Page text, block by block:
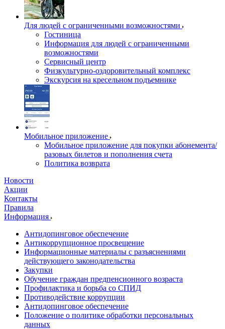
Для людей с ограниченными возможностями
Гостиница
Информация для людей с ограниченными
возможностями
Сервисный центр
Физкультурно-оздоровительный комплекс
Экскурсия на кресельном подъемнике
Мобильное приложение
Мобильное приложение для покупки абонемента/
разовых билетов и пополнения счета
Политика возврата
Новости
Акции
Контакты
Правила
Информация
Антидопинговое обеспечение
Антикоррупционное просвещение
Информационные материалы с разъяснениями
действующего законодательства
Закупки
Обучение граждан предпенсионного возраста
Профилактика и борьба со СПИД
Противодействие коррупции
Антидопинговое обеспечение
Положение о политике обработки персональных
данных